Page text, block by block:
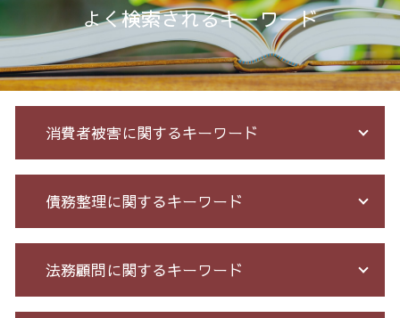
よく検索されるキーワード
消費者被害に関するキーワード
不正請求 とは
出会い系被害 返金
銀行 振込 詐欺
サクラ 詐欺 返金
債務整理に関するキーワード
破産 免責
借金 過払い金 期間
法務顧問に関するキーワード